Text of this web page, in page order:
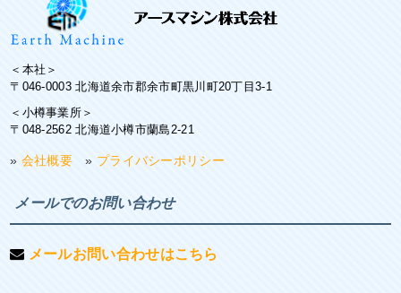
＜本社＞
〒046-0003 北海道余市郡余市町黒川町20丁目3-1
＜小樽事業所＞
〒048-2562 北海道小樽市蘭島2-21
» 会社概要 » プライバシーポリシー
メールでのお問い合わせ
メールお問い合わせはこちら